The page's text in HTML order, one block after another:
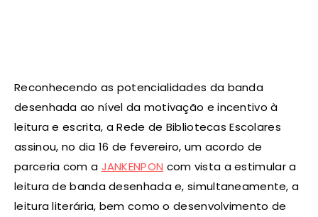
Reconhecendo as potencialidades da banda
desenhada ao nível da motivação e incentivo à
leitura e escrita, a Rede de Bibliotecas Escolares
assinou, no dia 16 de fevereiro, um acordo de
parceria com a JANKENPON com vista a estimular a
leitura de banda desenhada e, simultaneamente, a
leitura literária, bem como o desenvolvimento de